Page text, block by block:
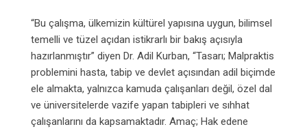
“Bu çalışma, ülkemizin kültürel yapısına uygun, bilimsel
temelli ve tüzel açıdan istikrarlı bir bakış açısıyla
hazırlanmıştır” diyen Dr. Adil Kurban, “Tasarı; Malpraktis
problemini hasta, tabip ve devlet açısından adil biçimde
ele almakta, yalnızca kamuda çalışanları değil, özel dal
ve üniversitelerde vazife yapan tabipleri ve sıhhat
çalışanlarını da kapsamaktadır. Amaç; Hak edene